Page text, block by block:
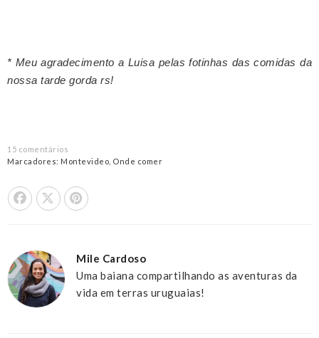
* Meu agradecimento a Luisa pelas fotinhas das comidas da
nossa tarde gorda rs!
15 comentários
Marcadores: Montevideo Onde comer
Share On Facebook
Tweet This
Mile Cardoso
Uma baiana compartilhando as aventuras da
vida em terras uruguaias!